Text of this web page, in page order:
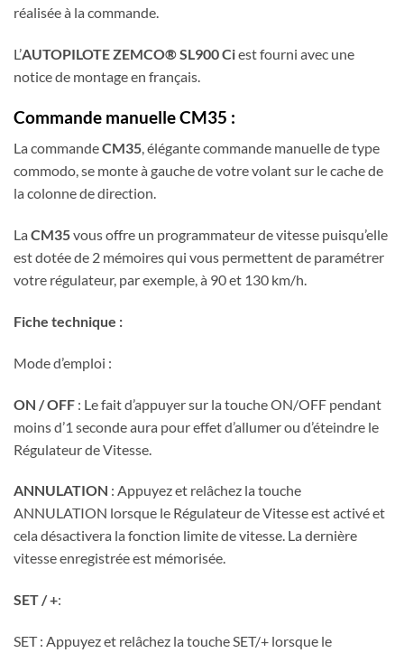
réalisée à la commande.
L’AUTOPILOTE ZEMCO® SL900 Ciest fourni avec une
notice de montage en français.
Commande manuelle CM35 :
La commandeCM35, élégante commande manuelle de type
commodo, se monte à gauche de votre volant sur le cache de
la colonne de direction.
La CM35vous offre un programmateur de vitesse puisqu’elle
est dotée de 2 mémoires qui vous permettent de paramétrer
votre régulateur, par exemple, à 90 et 130 km/h.
Fiche technique :
Mode d’emploi :
ON / OFF : Le fait d’appuyer sur la touche ON/OFF pendant
moins d’1 seconde aura pour effet d’allumer ou d’éteindre le
Régulateur de Vitesse.
ANNULATION : Appuyez et relâchez la touche
ANNULATION lorsque le Régulateur de Vitesse est activé et
cela désactivera la fonction limite de vitesse. La dernière
vitesse enregistrée est mémorisée.
SET / +:
SET : Appuyez et relâchez la touche SET/+ lorsque le